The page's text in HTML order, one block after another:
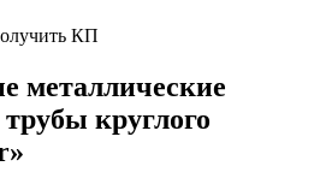
КП
металлические
круглого